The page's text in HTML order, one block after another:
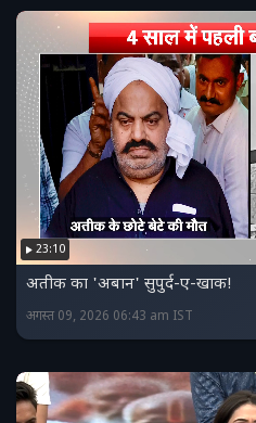
23:10
अतीक का 'अबान' सुपुर्द-ए-खाक!
अगस्त 09, 2026 06:43 am IST